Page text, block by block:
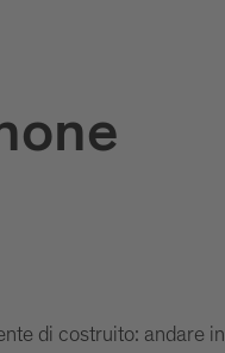
di costruito: andare in